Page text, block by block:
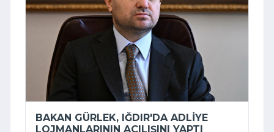
BAKAN GÜRLEK, IĞDIR'DA ADLIYE
LOJMANLARININ AÇILIŞINI YAPTI